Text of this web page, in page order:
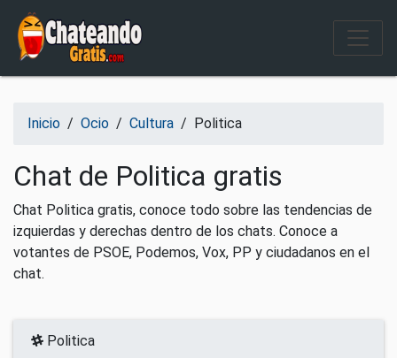
Salir del contenido
Inicio / Ocio / Cultura / Politica
Chat de Politica gratis
Chat Politica gratis, conoce todo sobre las tendencias de
izquierdas y derechas dentro de los chats. Conoce a
votantes de PSOE, Podemos, Vox, PP y ciudadanos en el
chat.
Politica